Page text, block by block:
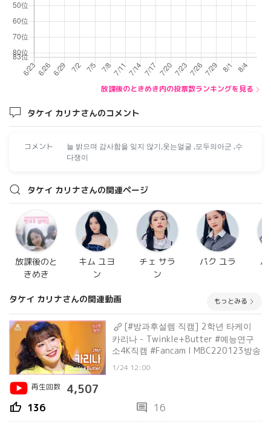
放課後のときめき内の投票数ランキングを見る
タケイ カリナさんのコメント
コメント
늘 밝으며 감사함을 잊지 않기,웃는얼굴 ,모두의아군 ,수
다쟁이
タケイ カリナさんの関連ページ
放課後のと
きめき
キム ユヨ
ン
チェ サラ
ン
パク ユラ パ
タケイ カリナさんの関連動画 もっとみる
[#방과후설렘 직캠] 2학년 타케이
카리나 - Twinkle+Butter #예능연구
소4K직캠 #Fancam l MBC220123방송
1/24 12:00
再生回数
4,507
thumb_up 136 comment 16